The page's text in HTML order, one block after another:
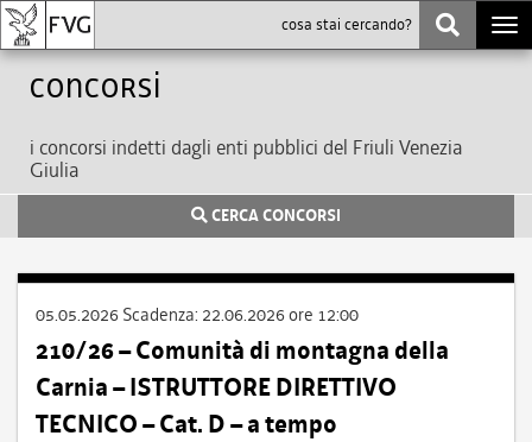
Concorsi
i concorsi indetti dagli enti pubblici del Friuli Venezia
Giulia
CERCA CONCORSI
05.05.2026 Scadenza: 22.06.2026 ore 12:00
210/26 – Comunità di montagna della
Carnia – ISTRUTTORE DIRETTIVO
TECNICO – Cat. D – a tempo